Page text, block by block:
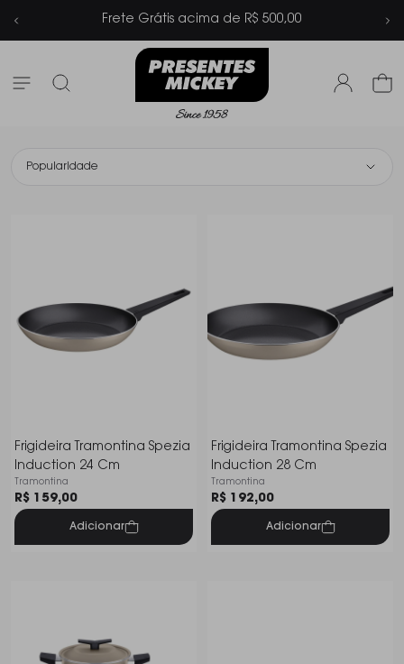
de R$ 500,00 Parcelamento em
Popularidade
Frigideira Tramontina Spezia
Induction 24 Cm
Tramontina
R$ 159,00
Adicionar
Frigideira Tramontina Spezia
Induction 28 Cm
Tramontina
R$ 192,00
Adicionar